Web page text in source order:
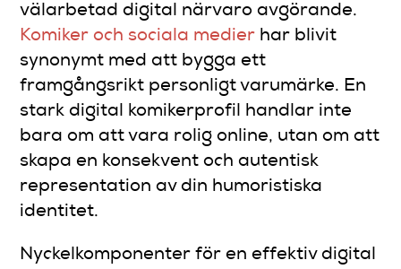
välarbetad digital närvaro avgörande.
Komiker och sociala medier har blivit
synonymt med att bygga ett
framgångsrikt personligt varumärke. En
stark digital komikerprofil handlar inte
bara om att vara rolig online, utan om att
skapa en konsekvent och autentisk
representation av din humoristiska
identitet.
Nyckelkomponenter för en effektiv digital